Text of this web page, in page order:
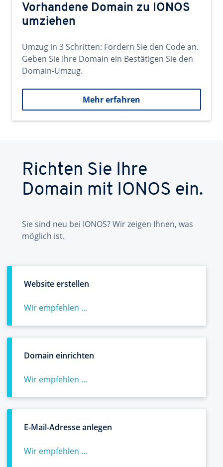
Vorhandene Domain zu IONOS
umziehen
Umzug in 3 Schritten: Fordern Sie den Code an.
Geben Sie Ihre Domain ein Bestätigen Sie den
Domain-Umzug.
Mehr erfahren
Richten Sie Ihre
Domain mit IONOS ein.
Sie sind neu bei IONOS? Wir zeigen Ihnen, was
möglich ist.
Website erstellen
Wir empfehlen ...
Domain einrichten
Wir empfehlen ...
E-Mail-Adresse anlegen
Wir empfehlen ...